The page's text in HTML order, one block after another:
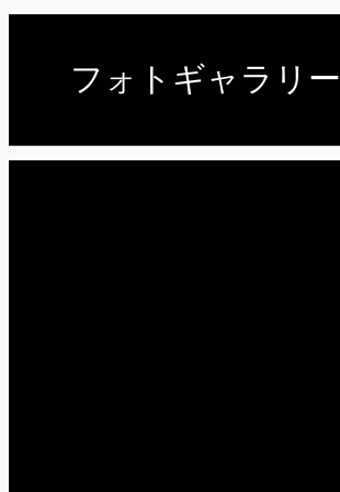
フォトギャラリー